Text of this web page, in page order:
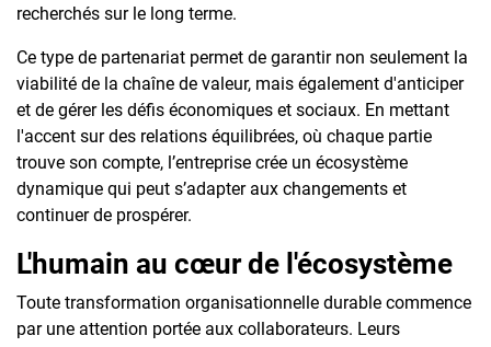
recherchés sur le long terme.
Ce type de partenariat permet de garantir non seulement la
viabilité de la chaîne de valeur, mais également d'anticiper
et de gérer les défis économiques et sociaux. En mettant
l'accent sur des relations équilibrées, où chaque partie
trouve son compte, l’entreprise crée un écosystème
dynamique qui peut s’adapter aux changements et
continuer de prospérer.
L'humain au cœur de l'écosystème
Toute transformation organisationnelle durable commence
par une attention portée aux collaborateurs. Leurs